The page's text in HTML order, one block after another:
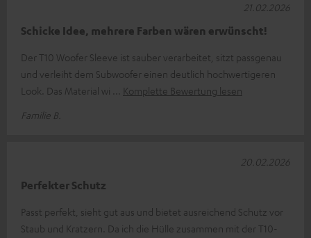
Schicke Idee, mehrere Farben wären erwünscht!
Der T10 Woofer Sleeve ist sauber verarbeitet, sitzt passgenau
und verleiht dem Subwoofer einen deutlich hochwertigeren
Look. Das Material wi
Komplette Bewertung lesen
Familie B.
21.02.2026
Perfekter Schutz
Passt perfekt, sieht gut aus und bietet ausreichend Schutz vor
Staub und Kratzern. Da ich die Hülle zusammen mit der T10-
20.02.2026